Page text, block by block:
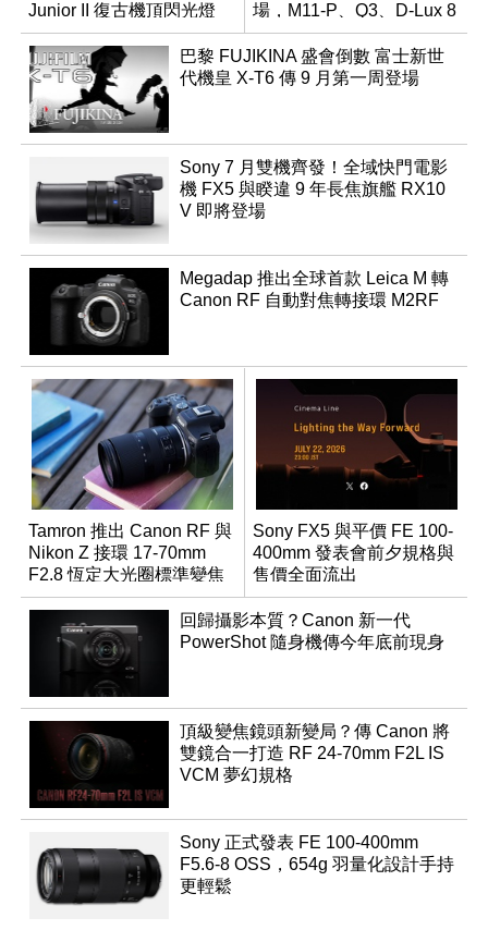
Junior II 復古機頂閃光燈
場，M11-P、Q3、D-Lux 8
領銜換裝
巴黎 FUJIKINA 盛會倒數 富士新世
代機皇 X-T6 傳 9 月第一周登場
Sony 7 月雙機齊發！全域快門電影
機 FX5 與睽違 9 年長焦旗艦 RX10
V 即將登場
Megadap 推出全球首款 Leica M 轉
Canon RF 自動對焦轉接環 M2RF
Tamron 推出 Canon RF 與
Nikon Z 接環 17-70mm
F2.8 恆定大光圈標準變焦
鏡
Sony FX5 與平價 FE 100-
400mm 發表會前夕規格與
售價全面流出
回歸攝影本質？Canon 新一代
PowerShot 隨身機傳今年底前現身
頂級變焦鏡頭新變局？傳 Canon 將
雙鏡合一打造 RF 24-70mm F2L IS
VCM 夢幻規格
Sony 正式發表 FE 100-400mm
F5.6-8 OSS，654g 羽量化設計手持
更輕鬆